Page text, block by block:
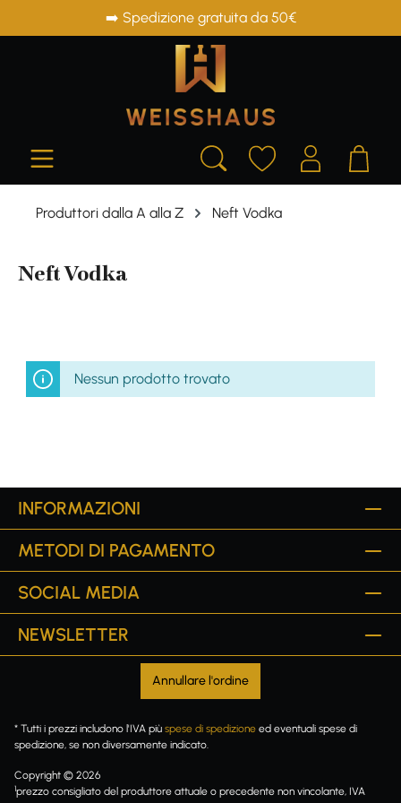
➡️ Spedizione gratuita da 50€
Produttori dalla A alla Z Neft Vodka
Neft Vodka
Nessun prodotto trovato
INFORMAZIONI
METODI DI PAGAMENTO
SOCIAL MEDIA
NEWSLETTER
Annullare l'ordine
* Tutti i prezzi includono l'IVA più spese di spedizione ed eventuali spese di
spedizione, se non diversamente indicato.
Copyright © 2026
1prezzo consigliato del produttore attuale o precedente non vincolante, IVA